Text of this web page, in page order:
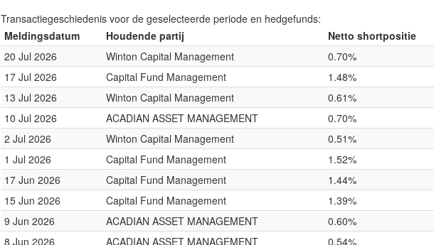
Transactiegeschiedenis voor de geselecteerde periode en hedgefunds:
Meldingsdatum
Houdende partij
Netto shortpositie
20 Jul 2026
Winton Capital Management
0.70%
17 Jul 2026
Capital Fund Management
1.48%
13 Jul 2026
Winton Capital Management
0.61%
10 Jul 2026
ACADIAN ASSET MANAGEMENT
0.70%
2 Jul 2026
Winton Capital Management
0.51%
1 Jul 2026
Capital Fund Management
1.52%
17 Jun 2026
Capital Fund Management
1.44%
15 Jun 2026
Capital Fund Management
1.39%
9 Jun 2026
ACADIAN ASSET MANAGEMENT
0.60%
8 Jun 2026
ACADIAN ASSET MANAGEMENT
0.54%